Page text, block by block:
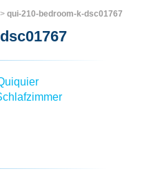
> qui-210-bedroom-k-dsc01767